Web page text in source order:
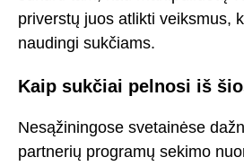
priverstų juos atlikti veiksmus,
naudingi sukčiams.
Kaip sukčiai pelnosi iš
Nesąžiningose svetainėse
partnerių programų sekimo